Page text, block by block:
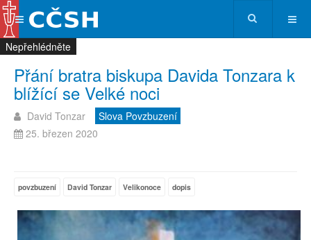
Přání bratra biskupa Davida Tonzara k
blížící se Velké noci
David Tonzar
Slova Povzbuzení
25. březen 2020
povzbuzení David Tonzar Velikonoce dopis
Nepřehlédněte
Nepřehlédněte
Nepřehlédněte
Nepřehlédněte